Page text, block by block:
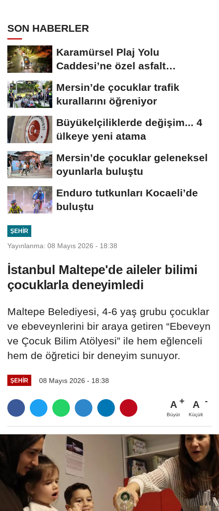
SON HABERLER
Karamürsel Plaj Yolu
Caddesi’ne özel asfalt
Mersin’de çocuklar trafik
kurallarını öğreniyor
Büyükelçiliklerde değişim... 4
ülkeye yeni atama
Mersin’de çocuklar geleneksel
oyunlarla buluştu
Enduro tutkunları Kocaeli’de
buluştu
ŞEHIR
Yayınlanma: 08 Mayıs 2026 - 18:38
İstanbul Maltepe'de aileler bilimi
çocuklarla deneyimledi
Maltepe Belediyesi, 4-6 yaş grubu çocuklar
ve ebeveynlerini bir araya getiren “Ebeveyn
ve Çocuk Bilim Atölyesi” ile hem eğlenceli
hem de öğretici bir deneyim sunuyor.
ŞEHIR 08 Mayıs 2026 - 18:38
A
Büyüt
A
Küçült